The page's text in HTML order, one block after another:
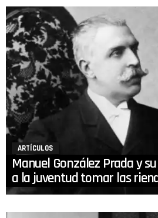
ARTÍCULOS
Manuel González Prada y
a la juventud tomar las